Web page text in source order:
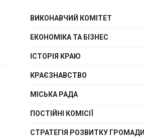
ВИКОНАВЧИЙ КОМІТЕТ
ЕКОНОМІКА ТА БІЗНЕС
ІСТОРІЯ КРАЮ
КРАЄЗНАВСТВО
МІСЬКА РАДА
ПОСТІЙНІ КОМІСІЇ
СТРАТЕГІЯ РОЗВИТКУ ГРОМАДИ